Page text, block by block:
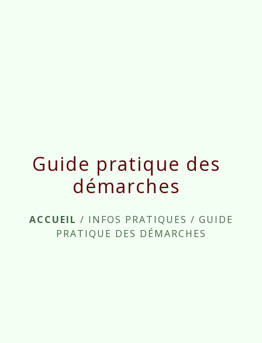
Guide pratique des
démarches
ACCUEIL / INFOS PRATIQUES / GUIDE
PRATIQUE DES DÉMARCHES